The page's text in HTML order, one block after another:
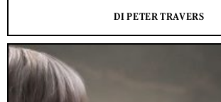
DI PETER TRAVERS